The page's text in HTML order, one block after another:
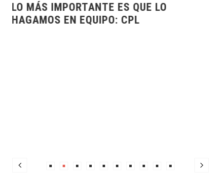
SEGUIMOS FORTALECIENDO A MÉRIDA
TODOS LOS DÍAS